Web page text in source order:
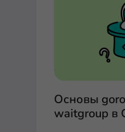
Основы
waitgroup в